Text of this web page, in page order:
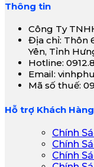
Thông tin
Công Ty
Địa chỉ: Thôn
Yên, Tỉnh
Hotline:
Email:
Mã số thuế:
Hỗ trợ Khách Hàng
Chính
Chính
Chính